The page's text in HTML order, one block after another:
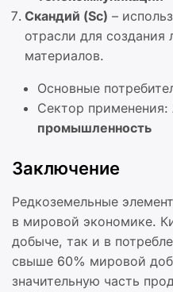
Скандий (Sc) –
отрасли для создания
материалов.
Основные
Сектор применения:
промышленность
Заключение
Редкоземельные
в мировой экономике.
добыче, так и в
свыше 60% мировой
значительную часть